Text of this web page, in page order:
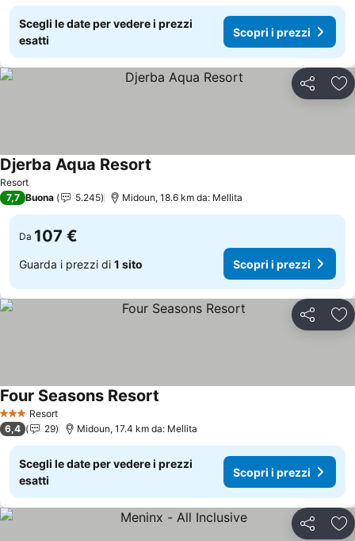
Scegli le date per vedere i prezzi
esatti
Scopri i prezzi
Condividi
Resort
Djerba Aqua Resort
7,7 Buona 5.245 Midoun, 18.6 km da: Mellita
Da 107 €
Guarda i prezzi di 1 sito Scopri i prezzi
Condividi
3 StelleResort
Four Seasons Resort
6,4 29 Midoun, 17.4 km da: Mellita
Scegli le date per vedere i prezzi
esatti
Scopri i prezzi
Condividi